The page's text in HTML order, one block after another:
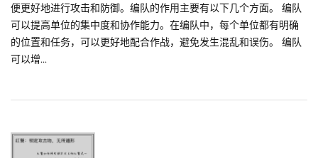
便更好地进行攻击和防御。编队的作用主要有以下几个方面。 编队
可以提高单位的集中度和协作能力。在编队中，每个单位都有明确
的位置和任务，可以更好地配合作战，避免发生混乱和误伤。 编队
可以增...